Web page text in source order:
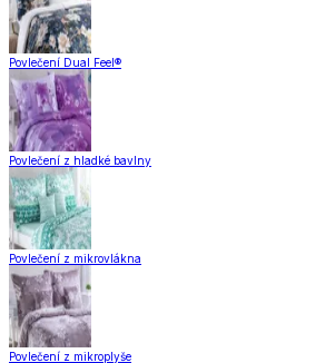
Povlečení Dual Feel®
Povlečení z hladké bavlny
Povlečení z mikrovlákna
Povlečení z mikroplyše